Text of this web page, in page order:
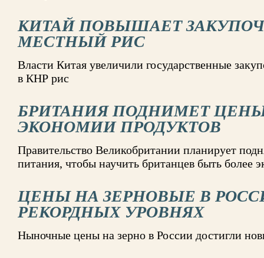
КИТАЙ ПОВЫШАЕТ
МЕСТНЫЙ РИС
Власти Китая увеличили государственные
в КНР рис
БРИТАНИЯ ПОДНИМЕТ
ЭКОНОМИИ ПРОДУКТОВ
Правительство Великобритании планирует
питания, чтобы научить британцев быть более
ЦЕНЫ НА ЗЕРНОВЫЕ В
РЕКОРДНЫХ УРОВНЯХ
Hыночные цены на зерно в России достигли